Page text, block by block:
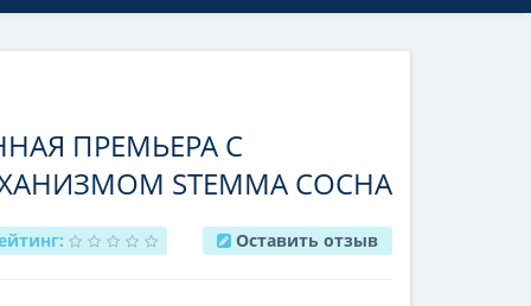
ПРЕМЬЕРА С
STEMMA СОСНА
Оставить отзыв